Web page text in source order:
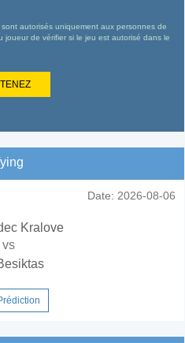
autorisés uniquement aux personnes de
de vérifier si le jeu est autorisé dans le
Date: 2026-08-06
Kralove
vs